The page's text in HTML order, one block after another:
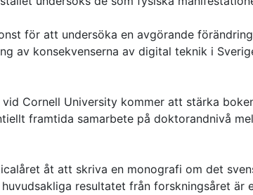
för att undersöka en avgörande
av konsekvenserna av digital teknik i
Cornell University kommer att stärka
framtida samarbete på doktorandnivå
åt att skriva en monografi om det
resultatet från forskningsåret är